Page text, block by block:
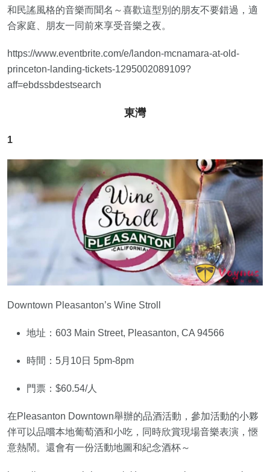
和民謠風格的音樂而聞名～喜歡這型別的朋友不要錯過，適
合家庭、朋友一同前來享受音樂之夜。
https://www.eventbrite.com/e/landon-mcnamara-at-old-
princeton-landing-tickets-1295002089109?
aff=ebdssbdestsearch
東灣
1
Downtown Pleasanton’s Wine Stroll
地址：603 Main Street, Pleasanton, CA 94566
時間：5月10日 5pm-8pm
門票：$60.54/人
在Pleasanton Downtown舉辦的品酒活動，參加活動的小夥
伴可以品嚐本地葡萄酒和小吃，同時欣賞現場音樂表演，愜
意熱鬧。還會有一份活動地圖和紀念酒杯～